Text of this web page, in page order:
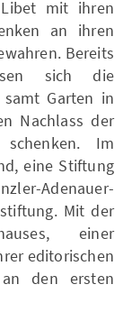
mit ihren
an ihren
Bereits
sich die
samt Garten in
Nachlass der
schenken. Im
eine Stiftung
Adenauer-
Mit der
einer
editorischen
den ersten